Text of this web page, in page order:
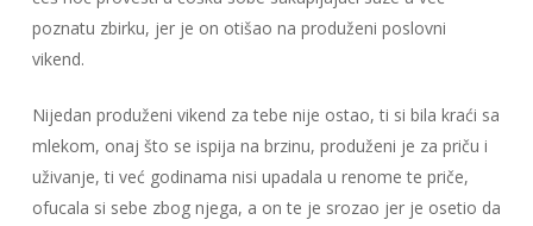
poznatu zbirku, jer je on otišao na produženi poslovni
vikend.
Nijedan produženi vikend za tebe nije ostao, ti si bila kraći sa
mlekom, onaj što se ispija na brzinu, produženi je za priču i
uživanje, ti već godinama nisi upadala u renome te priče,
ofucala si sebe zbog njega, a on te je srozao jer je osetio da